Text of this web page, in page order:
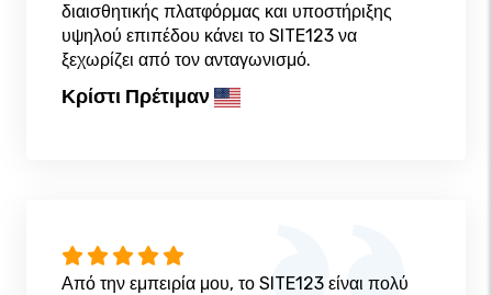
διαισθητικής πλατφόρμας και υποστήριξης
υψηλού επιπέδου κάνει το SITE123 να
ξεχωρίζει από τον ανταγωνισμό.
Κρίστι Πρέτιμαν
Από την εμπειρία μου, το SITE123 είναι πολύ